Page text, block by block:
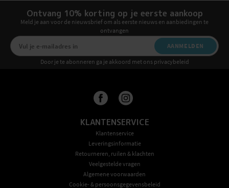
Ontvang 10% korting op je eerste aankoop
Meld je aan voor de nieuwsbrief om als eerste nieuws en aanbiedingen te
ontvangen
AANMELDEN
Door je te abonneren ga je akkoord met ons privacybeleid
KLANTENSERVICE
Klantenservice
Leveringsinformatie
Retourneren, ruilen & klachten
Veelgestelde vragen
Algemene voorwaarden
Cookie- & persoonsgegevensbeleid